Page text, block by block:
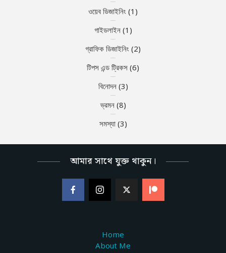
ওয়েব ডিজাইনিং (1)
গাইডলাইন(1)
গ্রাফিক ডিজাইনিং (2)
টিপস এন্ড ট্রিকস (6)
বিনোদন(3)
ভ্রমন(8)
সমস্যা(3)
আমার সাথে যুক্ত থাকুন।
Home
About Me